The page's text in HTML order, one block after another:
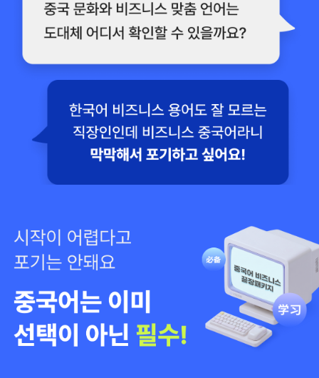
중국 동관시에서 영업을 해야 해서, 급히 중국어가 필요했습
니다. 중국은 꽌시 문화가 있다고 하여, 걱정을 했는데
비즈니스 강좌를 듣고 업체 사장님과 친분을 쌓는데 도움이
되었네요.
중국어 난이도에 상관없이 진짜 현지에서 먹히는 중국어를
유튜브에서 중국어 회화 유목민 생활 하지 마시고 이 강의 들
어보세요!